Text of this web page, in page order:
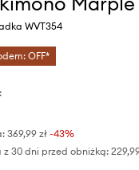
WVT354
OFF*
369,99 zł-43%
z 30 dni przed obniżką: